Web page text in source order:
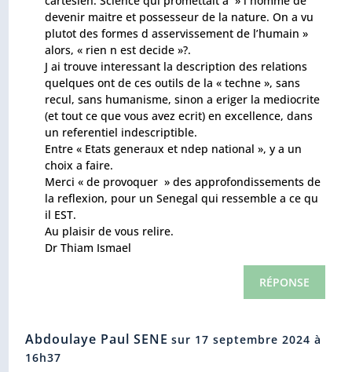
devenir maitre et possesseur de la nature. On a vu
plutot des formes d asservissement de l’humain »
alors, « rien n est decide »?.
J ai trouve interessant la description des relations
quelques ont de ces outils de la « techne », sans
recul, sans humanisme, sinon a eriger la mediocrite
(et tout ce que vous avez ecrit) en excellence, dans
un referentiel indescriptible.
Entre « Etats generaux et ndep national », y a un
choix a faire.
Merci « de provoquer » des approfondissements de
la reflexion, pour un Senegal qui ressemble a ce qu
il EST.
Au plaisir de vous relire.
Dr Thiam Ismael
RÉPONSE
Abdoulaye Paul SENE sur 17 septembre 2024 à
16h37